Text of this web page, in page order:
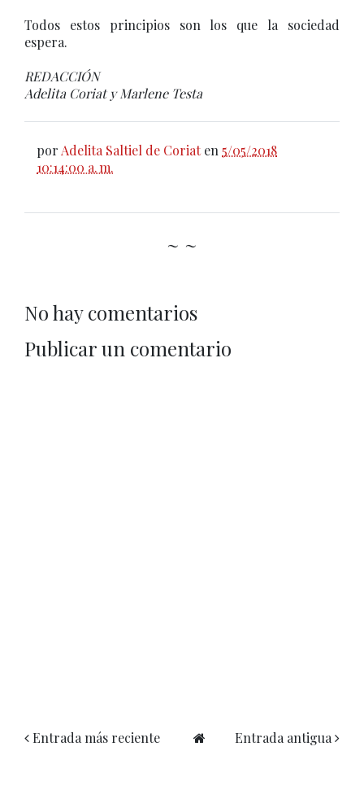
Todos estos principios son los que la sociedad
espera.
REDACCIÓN
Adelita Coriat y Marlene Testa
por Adelita Saltiel de Coriat en 5/05/2018
10:14:00 a. m.
~ ~
No hay comentarios
Publicar un comentario
Entrada más reciente Entrada antigua